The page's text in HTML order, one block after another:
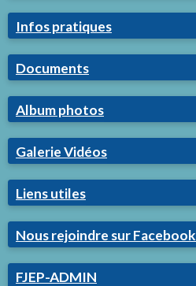
Infos pratiques
Documents
Album photos
Galerie Vidéos
Liens utiles
Nous rejoindre sur Facebook
FJEP-ADMIN